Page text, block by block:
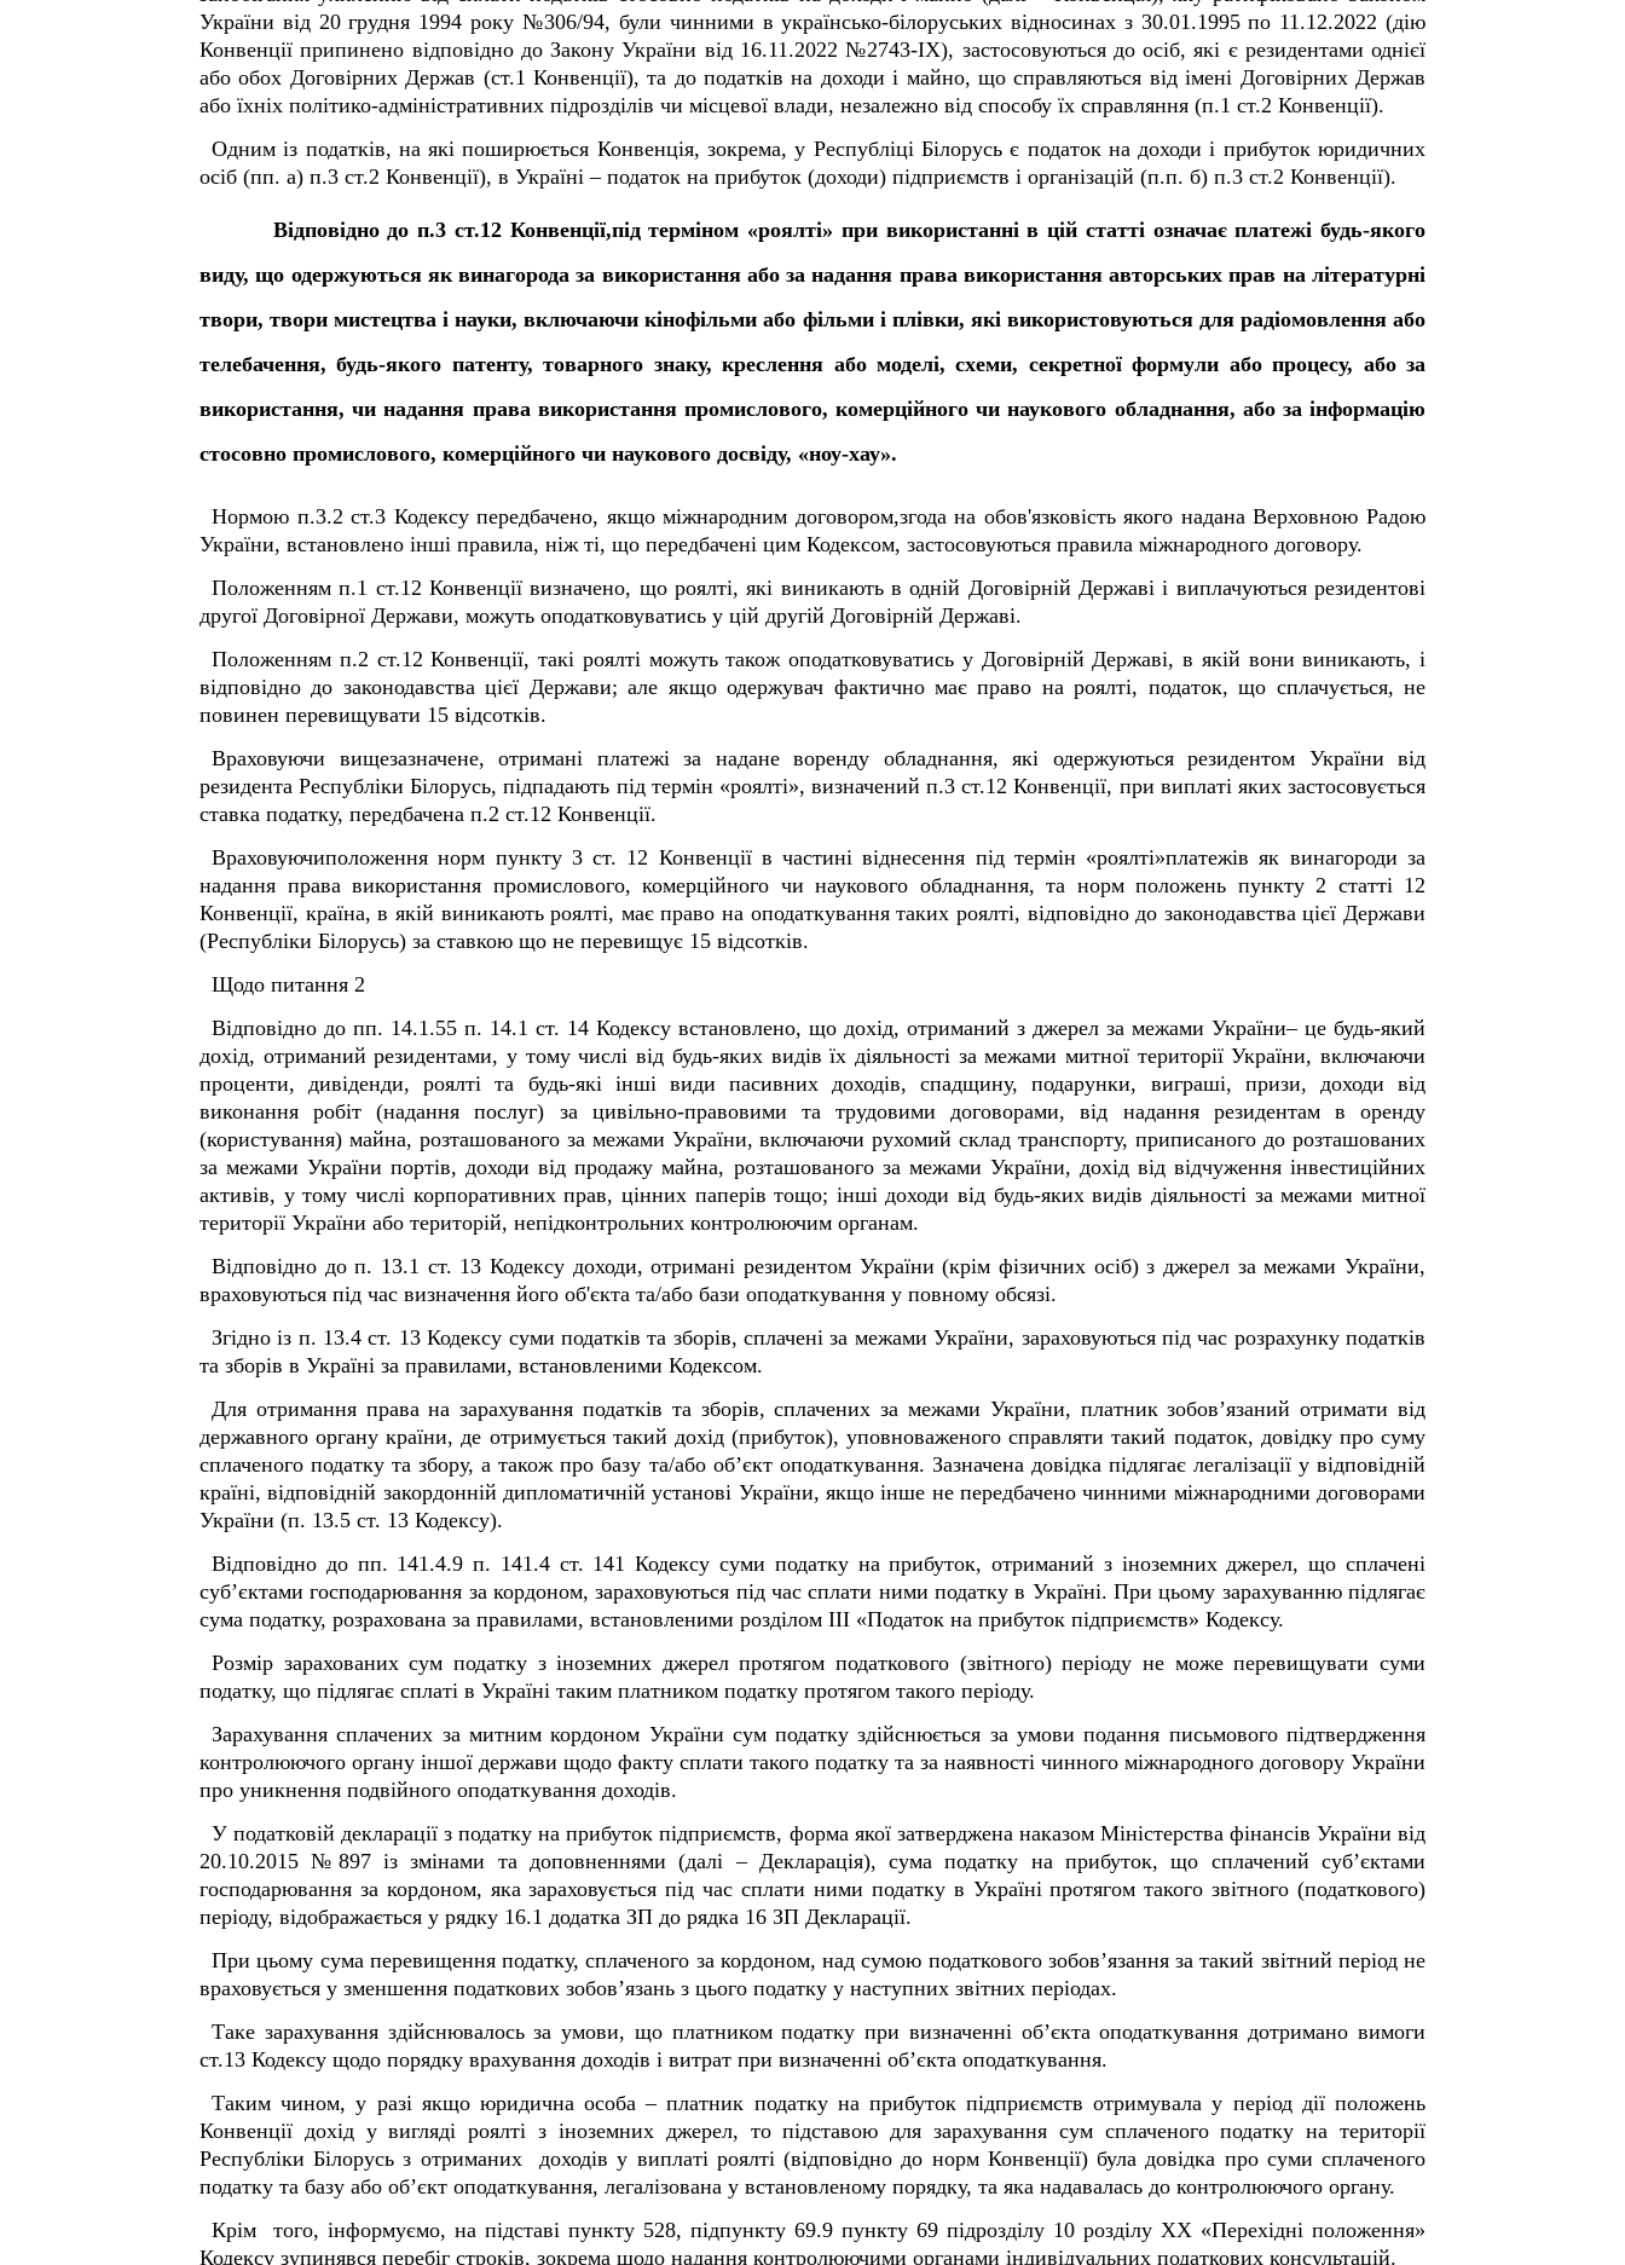
України від 20 грудня 1994 року №306/94, були чинними в українсько-білоруських відносинах з 30.01.1995 по 11.12.2022 (дію
Конвенції припинено відповідно до Закону України від 16.11.2022 №2743-IX), застосовуються до осіб, які є резидентами однієї
або обох Договірних Держав (ст.1 Конвенції), та до податків на доходи і майно, що справляються від імені Договірних Держав
або їхніх політико-адміністративних підрозділів чи місцевої влади, незалежно від способу їх справляння (п.1 ст.2 Конвенції).
Одним із податків, на які поширюється Конвенція, зокрема, у Республіці Білорусь є податок на доходи і прибуток юридичних
осіб (пп. а) п.3 ст.2 Конвенції), в Україні – податок на прибуток (доходи) підприємств і організацій (п.п. б) п.3 ст.2 Конвенції).
Відповідно до п.3 ст.12 Конвенції,під терміном «роялті» при використанні в цій статті означає платежі будь-якого
виду, що одержуються як винагорода за використання або за надання права використання авторських прав на літературні
твори, твори мистецтва і науки, включаючи кінофільми або фільми і плівки, які використовуються для радіомовлення або
телебачення, будь-якого патенту, товарного знаку, креслення або моделі, схеми, секретної формули або процесу, або за
використання, чи надання права використання промислового, комерційного чи наукового обладнання, або за інформацію
стосовно промислового, комерційного чи наукового досвіду, «ноу-хау».
Нормою п.3.2 ст.3 Кодексу передбачено, якщо міжнародним договором,згода на обов'язковість якого надана Верховною Радою
України, встановлено інші правила, ніж ті, що передбачені цим Кодексом, застосовуються правила міжнародного договору.
Положенням п.1 ст.12 Конвенції визначено, що роялті, які виникають в одній Договірній Державі і виплачуються резидентові
другої Договірної Держави, можуть оподатковуватись у цій другій Договірній Державі.
Положенням п.2 ст.12 Конвенції, такі роялті можуть також оподатковуватись у Договірній Державі, в якій вони виникають, і
відповідно до законодавства цієї Держави; але якщо одержувач фактично має право на роялті, податок, що сплачується, не
повинен перевищувати 15 відсотків.
Враховуючи вищезазначене, отримані платежі за надане воренду обладнання, які одержуються резидентом України від
резидента Республіки Білорусь, підпадають під термін «роялті», визначений п.3 ст.12 Конвенції, при виплаті яких застосовується
ставка податку, передбачена п.2 ст.12 Конвенції.
Враховуючиположення норм пункту 3 ст. 12 Конвенції в частині віднесення під термін «роялті»платежів як винагороди за
надання права використання промислового, комерційного чи наукового обладнання, та норм положень пункту 2 статті 12
Конвенції, країна, в якій виникають роялті, має право на оподаткування таких роялті, відповідно до законодавства цієї Держави
(Республіки Білорусь) за ставкою що не перевищує 15 відсотків.
Щодо питання 2
Відповідно до пп. 14.1.55 п. 14.1 ст. 14 Кодексу встановлено, що дохід, отриманий з джерел за межами України– це будь-який
дохід, отриманий резидентами, у тому числі від будь-яких видів їх діяльності за межами митної території України, включаючи
проценти, дивіденди, роялті та будь-які інші види пасивних доходів, спадщину, подарунки, виграші, призи, доходи від
виконання робіт (надання послуг) за цивільно-правовими та трудовими договорами, від надання резидентам в оренду
(користування) майна, розташованого за межами України, включаючи рухомий склад транспорту, приписаного до розташованих
за межами України портів, доходи від продажу майна, розташованого за межами України, дохід від відчуження інвестиційних
активів, у тому числі корпоративних прав, цінних паперів тощо; інші доходи від будь-яких видів діяльності за межами митної
території України або територій, непідконтрольних контролюючим органам.
Відповідно до п. 13.1 ст. 13 Кодексу доходи, отримані резидентом України (крім фізичних осіб) з джерел за межами України,
враховуються під час визначення його об'єкта та/або бази оподаткування у повному обсязі.
Згідно із п. 13.4 ст. 13 Кодексу суми податків та зборів, сплачені за межами України, зараховуються під час розрахунку податків
та зборів в Україні за правилами, встановленими Кодексом.
Для отримання права на зарахування податків та зборів, сплачених за межами України, платник зобов’язаний отримати від
державного органу країни, де отримується такий дохід (прибуток), уповноваженого справляти такий податок, довідку про суму
сплаченого податку та збору, а також про базу та/або об’єкт оподаткування. Зазначена довідка підлягає легалізації у відповідній
країні, відповідній закордонній дипломатичній установі України, якщо інше не передбачено чинними міжнародними договорами
України (п. 13.5 ст. 13 Кодексу).
Відповідно до пп. 141.4.9 п. 141.4 ст. 141 Кодексу суми податку на прибуток, отриманий з іноземних джерел, що сплачені
суб’єктами господарювання за кордоном, зараховуються під час сплати ними податку в Україні. При цьому зарахуванню підлягає
сума податку, розрахована за правилами, встановленими розділом ІІІ «Податок на прибуток підприємств» Кодексу.
Розмір зарахованих сум податку з іноземних джерел протягом податкового (звітного) періоду не може перевищувати суми
податку, що підлягає сплаті в Україні таким платником податку протягом такого періоду.
Зарахування сплачених за митним кордоном України сум податку здійснюється за умови подання письмового підтвердження
контролюючого органу іншої держави щодо факту сплати такого податку та за наявності чинного міжнародного договору України
про уникнення подвійного оподаткування доходів.
У податковій декларації з податку на прибуток підприємств, форма якої затверджена наказом Міністерства фінансів України від
20.10.2015 №897 із змінами та доповненнями (далі – Декларація), сума податку на прибуток, що сплачений суб’єктами
господарювання за кордоном, яка зараховується під час сплати ними податку в Україні протягом такого звітного (податкового)
періоду, відображається у рядку 16.1 додатка ЗП до рядка 16 ЗП Декларації.
При цьому сума перевищення податку, сплаченого за кордоном, над сумою податкового зобов’язання за такий звітний період не
враховується у зменшення податкових зобов’язань з цього податку у наступних звітних періодах.
Таке зарахування здійснювалось за умови, що платником податку при визначенні об’єкта оподаткування дотримано вимоги
ст.13 Кодексу щодо порядку врахування доходів і витрат при визначенні об’єкта оподаткування.
Таким чином, у разі якщо юридична особа – платник податку на прибуток підприємств отримувала у період дії положень
Конвенції дохід у вигляді роялті з іноземних джерел, то підставою для зарахування сум сплаченого податку на території
Республіки Білорусь з отриманих доходів у виплаті роялті (відповідно до норм Конвенції) була довідка про суми сплаченого
податку та базу або об’єкт оподаткування, легалізована у встановленому порядку, та яка надавалась до контролюючого органу.
Крім того, інформуємо, на підставі пункту 528, підпункту 69.9 пункту 69 підрозділу 10 розділу ХХ «Перехідні положення»
Кодексу зупинявся перебіг строків, зокрема щодо надання контролюючими органами індивідуальних податкових консультацій.